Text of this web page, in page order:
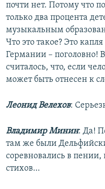
почти нет. Потому что
только два процента
музыкальным
Что это такое? Это
Германии – поголовно!
считалось, что, если
может быть отнесен к
Леонид Велехов:
Владимир Минин: Да!
там же были
соревновались в
стихов…